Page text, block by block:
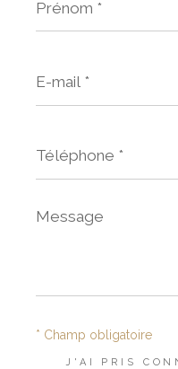
*
mail
*
Message
*
J'AI PRIS
* Champ obligatoire